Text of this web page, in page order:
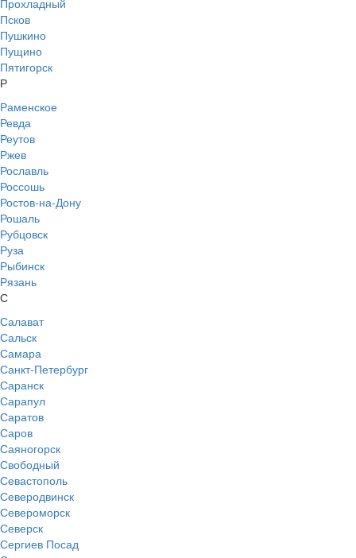
Прохладный
Псков
Пушкино
Пущино
Пятигорск
Р
Раменское
Ревда
Реутов
Ржев
Рославль
Россошь
Ростов-на-Дону
Рошаль
Рубцовск
Руза
Рыбинск
Рязань
С
Салават
Сальск
Самара
Санкт-Петербург
Саранск
Сарапул
Саратов
Саров
Саяногорск
Свободный
Севастополь
Северодвинск
Североморск
Северск
Сергиев Посад